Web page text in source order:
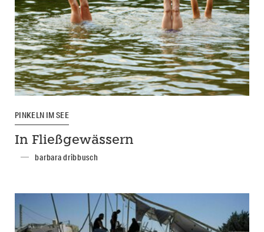
PINKELN IM SEE
In Fließgewässern
barbara dribbusch